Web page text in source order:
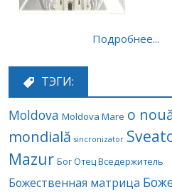
Подробнее...
ТЭГИ:
Moldova Moldova Mare o
mondială sincronizator
Mazur Бог Отец Вседержитель
Божественная матрица